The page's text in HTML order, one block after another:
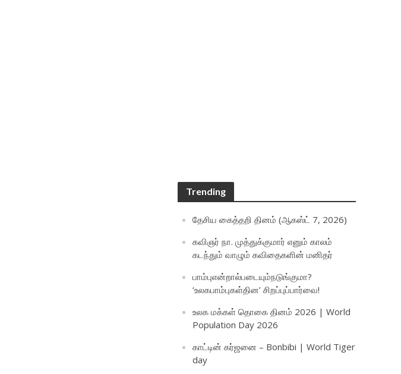
Trending
தேசிய கைத்தறி தினம் (ஆகஸ்ட் 7, 2026)
கவிஞர் நா. முத்துக்குமார் எனும் காலம்
கடந்தும் வாழும் கவிதைகளின் மனிதர்
பாம்புஎன்றால்படையும்நடுங்குமா?
‘உலகபாம்புகள்தின’ சிறப்புப்பார்வை!
உலக மக்கள் தொகை தினம் 2026 | World
Population Day 2026
காட்டின் கர்ஜனை – Bonbibi | World Tiger
day